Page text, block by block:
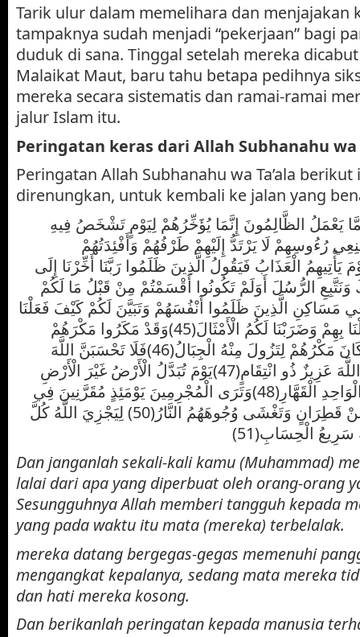
Tarik ulur dalam memelihara dan menjajakan
tampaknya sudah menjadi “pekerjaan” bagi
duduk di sana. Tinggal setelah mereka
Malaikat Maut, baru tahu betapa pedihnya
mereka secara sistematis dan ramai-ramai
jalur Islam itu.
Peringatan keras dari Allah Subhanahu wa
Peringatan Allah Subhanahu wa Ta’ala
direnungkan, untuk kembali ke jalan yang
يَعْمَلُ الظَّالِمُونَ إِنَّمَا يُؤَخِّرُهُمْ لِيَوْمٍ تَشْخَصُ فِيهِ
مُقْنِعِي رُءُوسِهِمْ لَا يَرْتَدُّ إِلَيْهِمْ طَرْفُهُمْ وَأَفْئِدَتُهُمْ
يَوْمَ يَأْتِيهِمُ الْعَذَابُ فَيَقُولُ الَّذِينَ ظَلَمُوا رَبَّنَا أَخِّرْنَا إِلَى
الرُّسُلَ أَوَلَمْ تَكُونُوا أَقْسَمْتُمْ مِنْ قَبْلُ مَا لَكُمْ
فِي مَسَاكِنِ الَّذِينَ ظَلَمُوا أَنْفُسَهُمْ وَتَبَيَّنَ لَكُمْ كَيْفَ فَعَلْنَا
بِهِمْ وَتَبَيَّنَ لَكُمْ كَيْفَ فَعَلْنَا بِهِمْ وَضَرَبْنَا لَكُمُ الْأَمْثَالَ(45)وَقَدْ مَكَرُوا مَكْرَهُمْ
وَعِنْدَ اللَّهِ مَكْرُهُمْ وَإِنْ كَانَ مَكْرُهُمْ لِتَزُولَ مِنْهُ الْجِبَالُ(46)فَلَا تَحْسَبَنَّ اللَّهَ
مُخْلِفَ وَعْدِهِ رُسُلَهُ إِنَّ اللَّهَ عَزِيزٌ ذُو انْتِقَامٍ(47)يَوْمَ تُبَدَّلُ الْأَرْضُ غَيْرَ الْأَرْضِ
وَالسَّمَوَاتُ وَبَرَزُوا لِلَّهِ الْوَاحِدِ الْقَهَّارِ(48)وَتَرَى الْمُجْرِمِينَ يَوْمَئِذٍ مُقَرَّنِينَ فِي
الْأَصْفَادِ(49)سَرَابِيلُهُمْ مِنْ قَطِرَانٍ وَتَغْشَى وُجُوهَهُمُ النَّارُ(50) لِيَجْزِيَ اللَّهُ كُلَّ
الْحِسَابِ(51)
Dan janganlah sekali-kali kamu (Muhammad)
lalai dari apa yang diperbuat oleh orang-orang
Sesungguhnya Allah memberi tangguh kepada
yang pada waktu itu mata (mereka) terbelalak.
mereka datang bergegas-gegas memenuhi
mengangkat kepalanya, sedang mata mereka
dan hati mereka kosong.
Dan berikanlah peringatan kepada manusia